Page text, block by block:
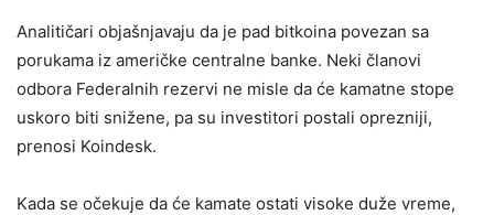
Analitičari objašnjavaju da je pad bitkoina povezan sa
porukama iz američke centralne banke. Neki članovi
odbora Federalnih rezervi ne misle da će kamatne stope
uskoro biti snižene, pa su investitori postali oprezniji,
prenosi Koindesk.
Kada se očekuje da će kamate ostati visoke duže vreme,